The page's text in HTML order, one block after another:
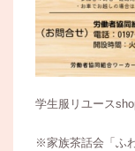
学生服リユース
※家族茶話会「ふ